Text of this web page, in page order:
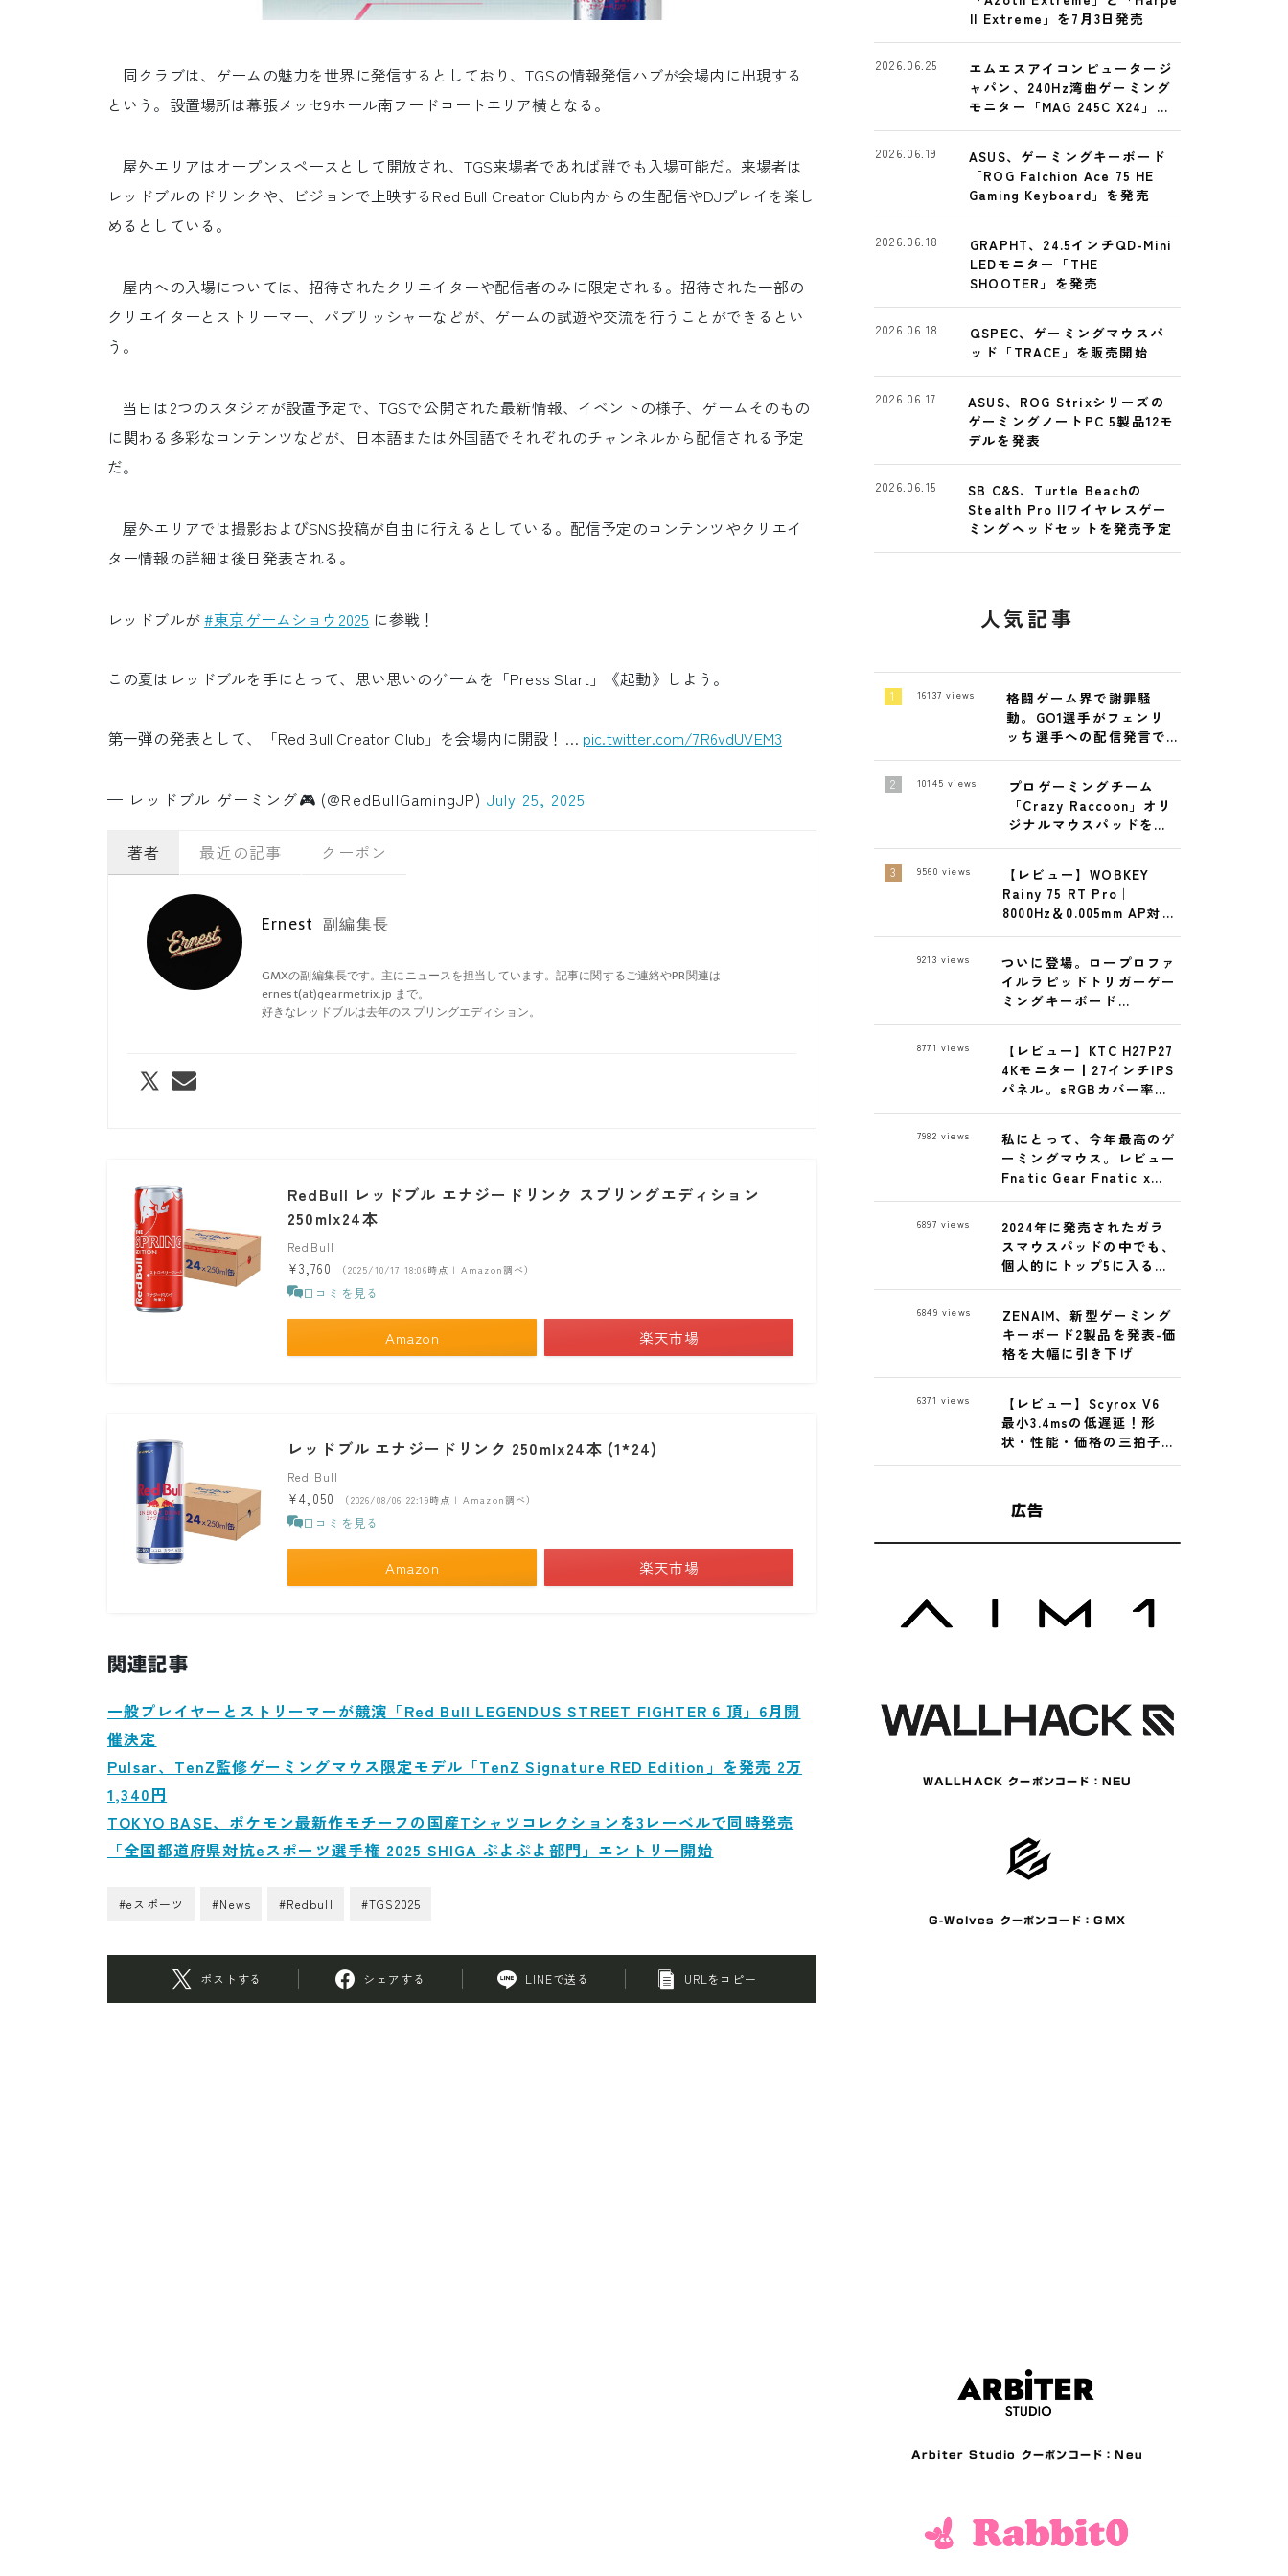
同クラブは、ゲームの魅力を世界に発信するとしており、TGSの情報発信ハブが会場内に出現する
という。設置場所は幕張メッセ9ホール南フードコートエリア横となる。
屋外エリアはオープンスペースとして開放され、TGS来場者であれば誰でも入場可能だ。来場者は
レッドブルのドリンクや、ビジョンで上映するRed Bull Creator Club内からの生配信やDJプレイを楽し
めるとしている。
屋内への入場については、招待されたクリエイターや配信者のみに限定される。招待された一部の
クリエイターとストリーマー、パブリッシャーなどが、ゲームの試遊や交流を行うことができるとい
う。
当日は2つのスタジオが設置予定で、TGSで公開された最新情報、イベントの様子、ゲームそのもの
に関わる多彩なコンテンツなどが、日本語または外国語でそれぞれのチャンネルから配信される予定
だ。
屋外エリアでは撮影およびSNS投稿が自由に行えるとしている。配信予定のコンテンツやクリエイ
ター情報の詳細は後日発表される。
レッドブルが#東京ゲームショウ2025 に参戦！
この夏はレッドブルを手にとって、思い思いのゲームを「Press Start」《起動》しよう。
第一弾の発表として、「Red Bull Creator Club」を会場内に開設！… pic.twitter.com/7R6vdUVEM3
— レッドブル ゲーミング🎮️ (@RedBullGamingJP) July 25, 2025
著者 最近の記事 クーポン
Ernest 副編集長
GMXの副編集長です。主にニュースを担当しています。記事に関するご連絡やPR関連は
ernest(at)gearmetrix.jp まで。
好きなレッドブルは去年のスプリングエディション。
RedBull レッドブル エナジードリンク スプリングエディション
250mlx24本
RedBull
¥3,760 （2025/10/17 18:06時点 | Amazon調べ）
口コミを見る
Amazon 楽天市場
レッドブル エナジードリンク 250mlx24本 (1*24)
Red Bull
¥4,050 （2026/08/06 22:19時点 | Amazon調べ）
口コミを見る
Amazon 楽天市場
関連記事
一般プレイヤーとストリーマーが競演「Red Bull LEGENDUS STREET FIGHTER 6 頂」6月開
催決定
Pulsar、TenZ監修ゲーミングマウス限定モデル「TenZ Signature RED Edition」を発売 2万
1,340円
TOKYO BASE、ポケモン最新作モチーフの国産Tシャツコレクションを3レーベルで同時発売
「全国都道府県対抗eスポーツ選手権 2025 SHIGA ぷよぷよ部門」エントリー開始
#eスポーツ #News #Redbull #TGS2025
ポストする シェアする LINEで送る URLをコピー
II Extreme」を7月3日発売
エムエスアイコンピュータージ
ャパン、240Hz湾曲ゲーミング
モニター「MAG 245C X24」発
売
2026.06.25
ASUS、ゲーミングキーボード
「ROG Falchion Ace 75 HE
Gaming Keyboard」を発売
2026.06.19
GRAPHT、24.5インチQD-Mini
LEDモニター「THE
SHOOTER」を発売
2026.06.18
QSPEC、ゲーミングマウスパ
ッド「TRACE」を販売開始
2026.06.18
ASUS、ROG Strixシリーズの
ゲーミングノートPC 5製品12モ
デルを発表
2026.06.17
SB C&S、Turtle Beachの
Stealth Pro IIワイヤレスゲー
ミングヘッドセットを発売予定
2026.06.15
人気記事
格闘ゲーム界で謝罪騒
動。GO1選手がフェンリ
ッち選手への配信発言で
16137 views
プロゲーミングチーム
「Crazy Raccoon」オリ
ジナルマウスパッドを発
10145 views
【レビュー】WOBKEY
Rainy 75 RT Pro｜
8000Hz＆0.005mm AP対応
9560 views
ついに登場。ロープロファ
イルラピッドトリガーゲー
ミングキーボード
9213 views
【レビュー】KTC H27P27
4Kモニター丨27インチIPS
パネル。sRGBカバー率実
8771 views
私にとって、今年最高のゲ
ーミングマウス。レビュー
Fnatic Gear Fnatic x
7982 views
2024年に発売されたガラ
スマウスパッドの中でも、
個人的にトップ5に入る逸
Mousepad レビュー
6897 views
ZENAIM、新型ゲーミング
キーボード2製品を発表-価
格を大幅に引き下げ
6849 views
【レビュー】Scyrox V6
最小3.4msの低遅延！形
状・性能・価格の三拍子揃
6371 views
広告
WALLHACK クーポンコード：NEU
G-Wolves クーポンコード：GMX
Arbiter Studio クーポンコード：Neu